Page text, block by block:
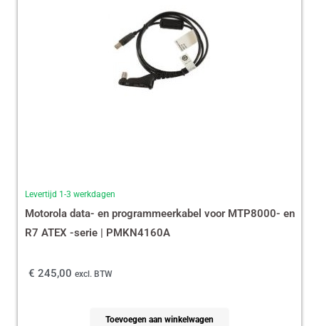
Levertijd 1-3 werkdagen
Motorola data- en programmeerkabel voor MTP8000- en
R7 ATEX -serie | PMKN4160A
€ 245,00 excl. BTW
Toevoegen aan winkelwagen